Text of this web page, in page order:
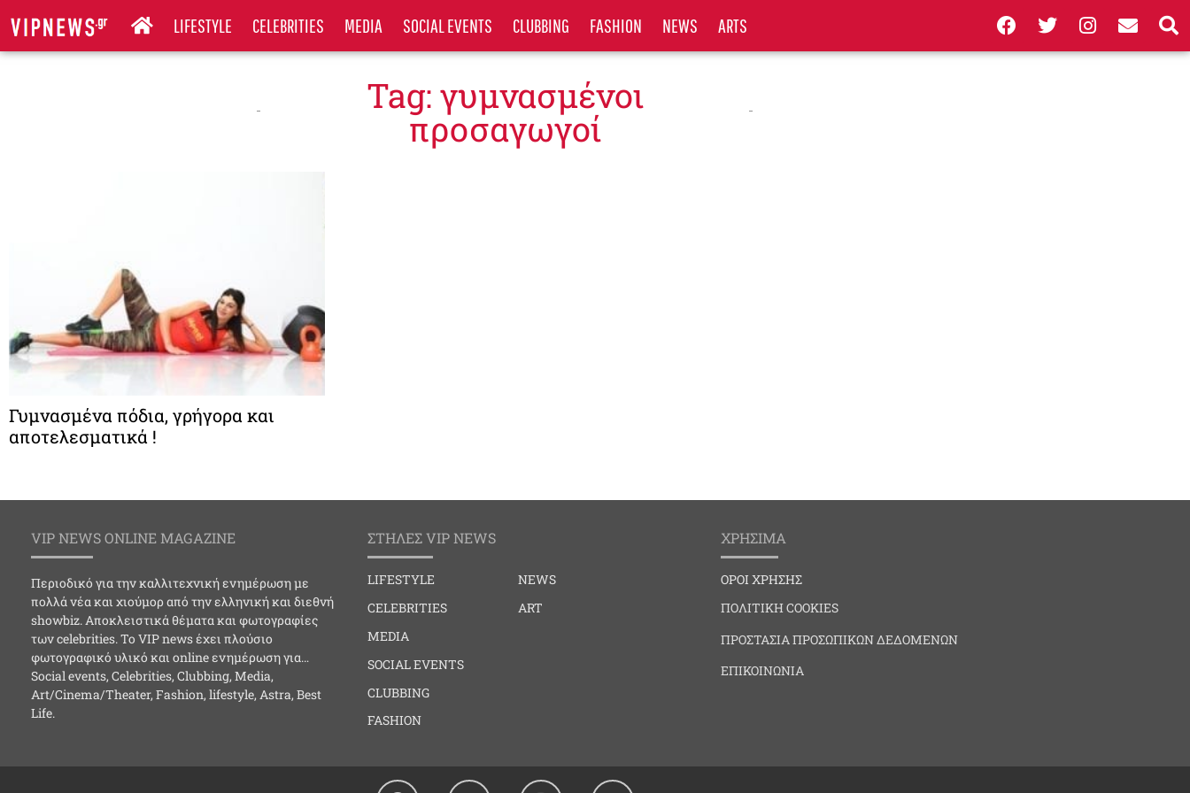
LIFESTYLE CELEBRITIES MEDIA SOCIAL EVENTS CLUBBING FASHION NEWS ARTS
Tag: γυμνασμένοι
προσαγωγοί
Γυμνασμένα πόδια, γρήγορα και
αποτελεσματικά !
VIP NEWS ONLINE MAGAZINE
Περιοδικό για την καλλιτεχνική ενημέρωση με
πολλά νέα και χιούμορ από την ελληνική και διεθνή
showbiz. Αποκλειστικά θέματα και φωτογραφίες
των celebrities. Το VIP news έχει πλούσιο
φωτογραφικό υλικό και online ενημέρωση για…
Social events, Celebrities, Clubbing, Media,
Art/Cinema/Theater, Fashion, lifestyle, Astra, Best
Life.
ΣΤΗΛΕΣ VIP NEWS
LIFESTYLE
CELEBRITIES
MEDIA
SOCIAL EVENTS
CLUBBING
FASHION
NEWS
ART
ΧΡΗΣΙΜΑ
ΟΡΟΙ ΧΡΗΣΗΣ
ΠΟΛΙΤΙΚΗ COOKIES
ΠΡΟΣΤΑΣΙΑ ΠΡΟΣΩΠΙΚΩΝ ΔΕΔΟΜΕΝΩΝ
ΕΠΙΚΟΙΝΩΝΙΑ